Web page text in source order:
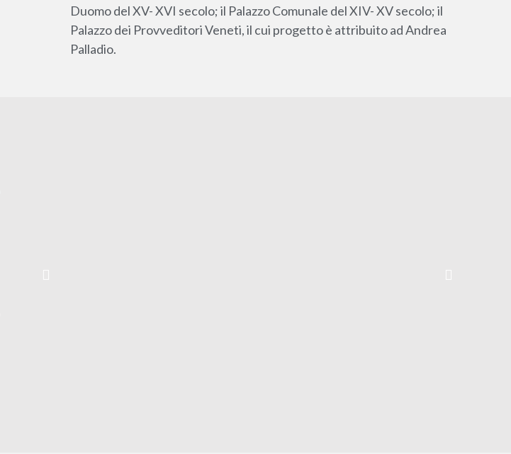
Duomo del XV- XVI secolo; il Palazzo Comunale del XIV- XV secolo; il
Palazzo dei Provveditori Veneti, il cui progetto è attribuito ad Andrea
Palladio.